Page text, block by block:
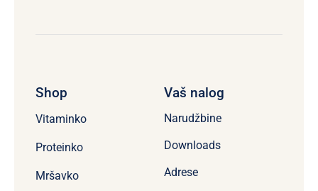
Shop
Vitaminko
Proteinko
Mršavko
Vaš nalog
Narudžbine
Downloads
Adrese